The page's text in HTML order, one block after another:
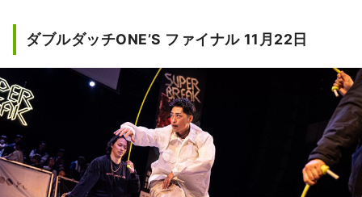
ダブルダッチONE’S ファイナル 11月22日